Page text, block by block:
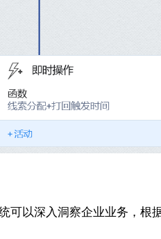
可以深入洞察企业业务，根